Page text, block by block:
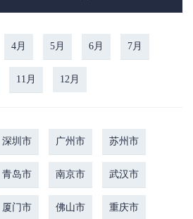
4月 5月 6月 7月
11月 12月
深圳市 广州市 苏州市
青岛市 南京市 武汉市
厦门市 佛山市 重庆市